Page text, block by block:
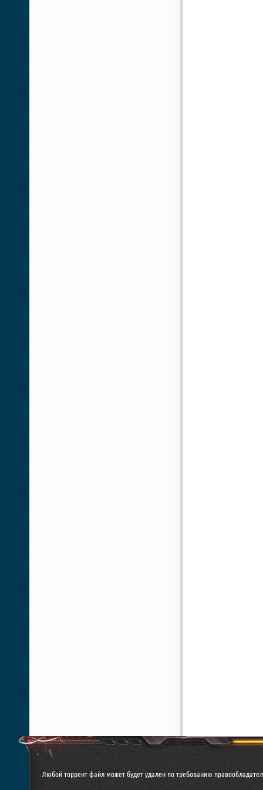
Любой торрент файл может будет удален по требованию